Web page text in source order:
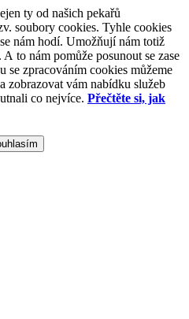
ty od našich pekařů
soubory cookies. Tyhle cookies
nám hodí. Umožňují nám totiž
to nám pomůže posunout se zase
se zpracováním cookies můžeme
zobrazovat vám nabídku služeb
co nejvíce. Přečtěte si, jak